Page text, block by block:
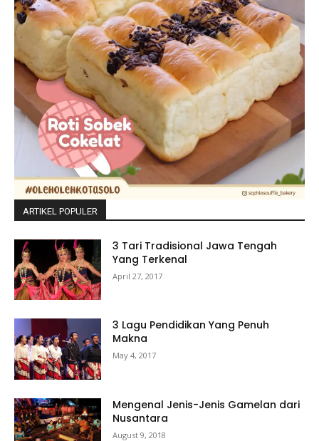
ARTIKEL POPULER
3 Tari Tradisional Jawa Tengah
Yang Terkenal
April 27, 2017
3 Lagu Pendidikan Yang Penuh
Makna
May 4, 2017
Mengenal Jenis-Jenis Gamelan dari
Nusantara
August 9, 2018